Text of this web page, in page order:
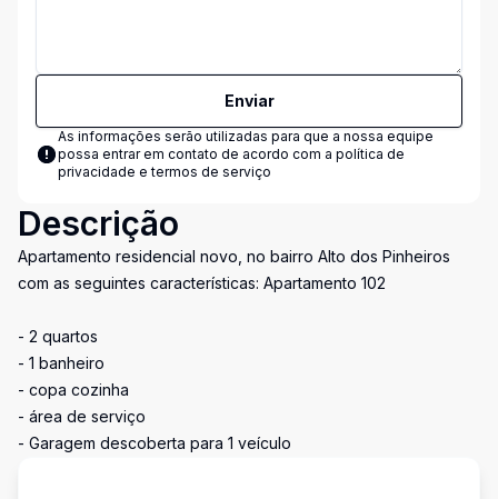
Enviar
As informações serão utilizadas para que a nossa equipe
possa entrar em contato de acordo com a política de
privacidade e termos de serviço
Descrição
Apartamento residencial novo, no bairro Alto dos Pinheiros
com as seguintes características: Apartamento 102
- 2 quartos
- 1 banheiro
- copa cozinha
- área de serviço
- Garagem descoberta para 1 veículo